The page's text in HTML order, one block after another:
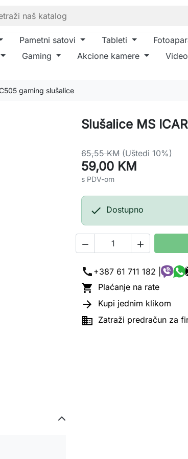
Pametni satovi Tableti
Gaming Akcione kamere
gaming slušalice
Slušalice MS
65,55 KM (Uštedi 10%)
59,00 KM
s PDV-om
 Dostupno
 
call +387 61 711 182 |
 Plaćanje na rate
 Kupi jednim klikom
 Zatraži predračun za